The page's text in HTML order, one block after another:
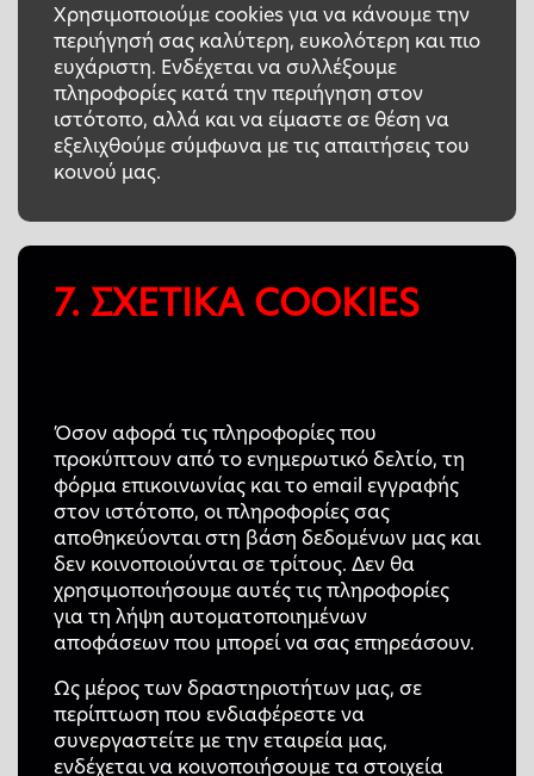
Χρησιμοποιούμε cookies για να κάνουμε την
περιήγησή σας καλύτερη, ευκολότερη και πιο
ευχάριστη. Ενδέχεται να συλλέξουμε
πληροφορίες κατά την περιήγηση στον
ιστότοπο, αλλά και να είμαστε σε θέση να
εξελιχθούμε σύμφωνα με τις απαιτήσεις του
κοινού μας.
7. ΣΧΕΤΙΚΑ COOKIES
Όσον αφορά τις πληροφορίες που
προκύπτουν από το ενημερωτικό δελτίο, τη
φόρμα επικοινωνίας και το email εγγραφής
στον ιστότοπο, οι πληροφορίες σας
αποθηκεύονται στη βάση δεδομένων μας και
δεν κοινοποιούνται σε τρίτους. Δεν θα
χρησιμοποιήσουμε αυτές τις πληροφορίες
για τη λήψη αυτοματοποιημένων
αποφάσεων που μπορεί να σας επηρεάσουν.
Ως μέρος των δραστηριοτήτων μας, σε
περίπτωση που ενδιαφέρεστε να
συνεργαστείτε με την εταιρεία μας,
ενδέχεται να κοινοποιήσουμε τα στοιχεία